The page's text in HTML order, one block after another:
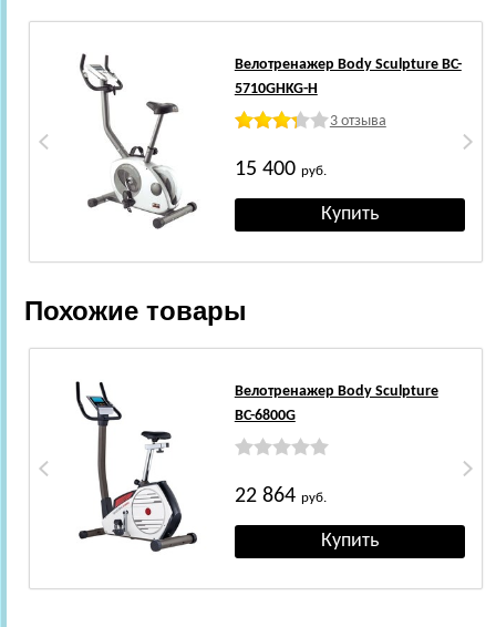
Велотренажер Body Sculpture BC-
5710GHKG-H
3 отзыва
15 400 руб.
Похожие товары
Велотренажер Body Sculpture
ВС-6800G
22 864 руб.